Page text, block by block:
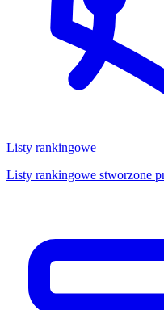
Listy rankingowe
Listy rankingowe stworzone